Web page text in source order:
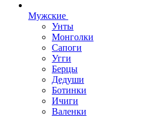
Мужские
Унты
Монголки
Сапоги
Угги
Берцы
Дедуши
Ботинки
Ичиги
Валенки